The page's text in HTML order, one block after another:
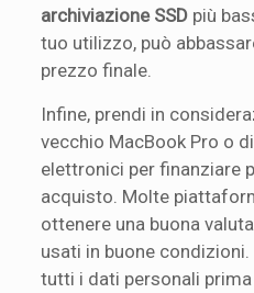
archiviazione SSD più
tuo utilizzo, può
prezzo finale.
Infine, prendi in
vecchio MacBook Pro o
elettronici per finanziare
acquisto. Molte
ottenere una buona
usati in buone
tutti i dati personali